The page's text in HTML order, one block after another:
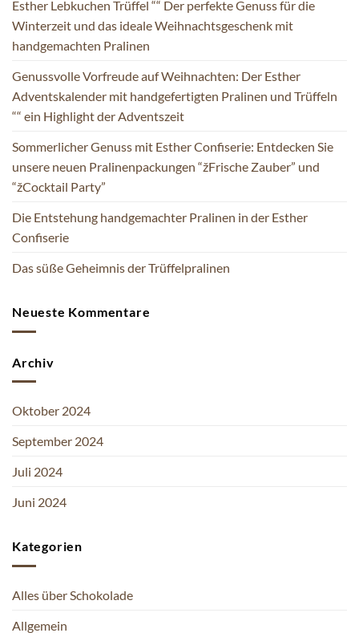
Esther Lebkuchen Trüffel ““ Der perfekte Genuss für die
Winterzeit und das ideale Weihnachtsgeschenk mit
handgemachten Pralinen
Genussvolle Vorfreude auf Weihnachten: Der Esther
Adventskalender mit handgefertigten Pralinen und Trüffeln
““ ein Highlight der Adventszeit
Sommerlicher Genuss mit Esther Confiserie: Entdecken Sie
unsere neuen Pralinenpackungen “žFrische Zauber” und
“žCocktail Party”
Die Entstehung handgemachter Pralinen in der Esther
Confiserie
Das süße Geheimnis der Trüffelpralinen
Neueste Kommentare
Archiv
Oktober 2024
September 2024
Juli 2024
Juni 2024
Kategorien
Alles über Schokolade
Allgemein